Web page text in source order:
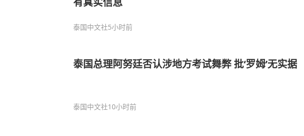
泰国中文社5小时前
泰国总理阿努廷否认涉地方考试舞弊 批‘罗姆’无实据
泰国中文社10小时前